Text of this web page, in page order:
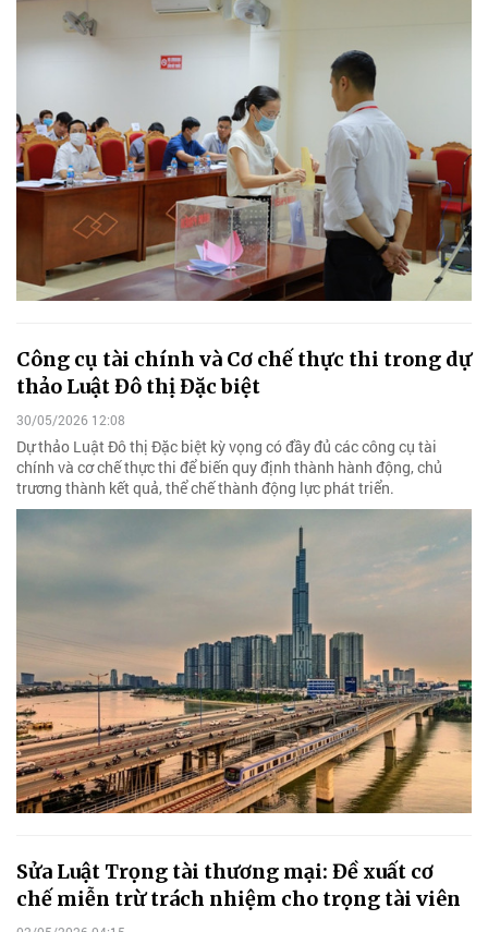
Công cụ tài chính và Cơ chế thực thi trong dự
thảo Luật Đô thị Đặc biệt
30/05/2026 12:08
Dự thảo Luật Đô thị Đặc biệt kỳ vọng có đầy đủ các công cụ tài
chính và cơ chế thực thi để biến quy định thành hành động, chủ
trương thành kết quả, thể chế thành động lực phát triển.
Sửa Luật Trọng tài thương mại: Đề xuất cơ
chế miễn trừ trách nhiệm cho trọng tài viên